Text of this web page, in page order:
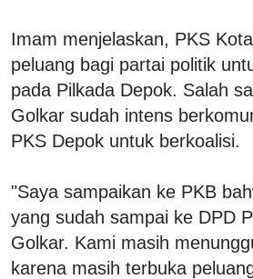
Imam menjelaskan, PKS
peluang bagi partai politik
pada Pilkada Depok. Salah
Golkar sudah intens
PKS Depok untuk berkoalisi.
"Saya sampaikan ke PKB
yang sudah sampai ke DPD
Golkar. Kami masih
karena masih terbuka